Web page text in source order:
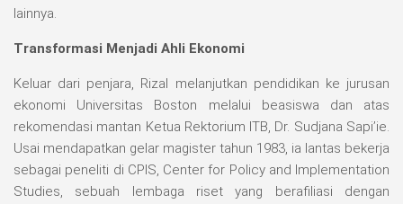
lainnya.
Transformasi Menjadi Ahli Ekonomi
Keluar dari penjara, Rizal melanjutkan pendidikan ke jurusan
ekonomi Universitas Boston melalui beasiswa dan atas
rekomendasi mantan Ketua Rektorium ITB, Dr. Sudjana Sapi’ie.
Usai mendapatkan gelar magister tahun 1983, ia lantas bekerja
sebagai peneliti di CPIS, Center for Policy and Implementation
Studies, sebuah lembaga riset yang berafiliasi dengan